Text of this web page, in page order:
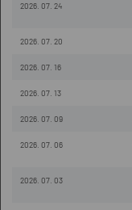
2026. 07. 24
2026. 07. 20
2026. 07. 16
2026. 07. 13
2026. 07. 09
2026. 07. 06
2026. 07. 03